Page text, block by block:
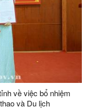
về việc bổ nhiệm
và Du lịch